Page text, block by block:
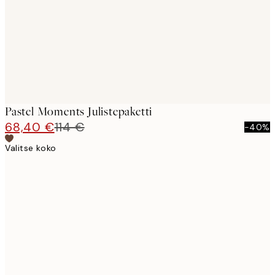
Pastel Moments Julistepaketti
68,40 €114 €
-40%
Valitse koko